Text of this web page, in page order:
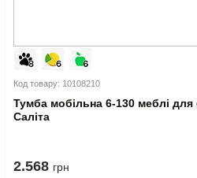
Код товару: 10108210
Тумба мобільна 6-130 меблі
Саліта
2.568 грн